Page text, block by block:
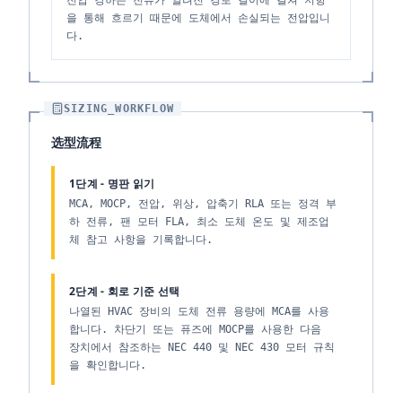
을 통해 흐르기 때문에 도체에서 손실되는 전압입니
다.
SIZING_WORKFLOW
选型流程
1단계 - 명판 읽기
MCA, MOCP, 전압, 위상, 압축기 RLA 또는 정격 부
하 전류, 팬 모터 FLA, 최소 도체 온도 및 제조업
체 참고 사항을 기록합니다.
2단계 - 회로 기준 선택
나열된 HVAC 장비의 도체 전류 용량에 MCA를 사용
합니다. 차단기 또는 퓨즈에 MOCP를 사용한 다음
장치에서 참조하는 NEC 440 및 NEC 430 모터 규칙
을 확인합니다.